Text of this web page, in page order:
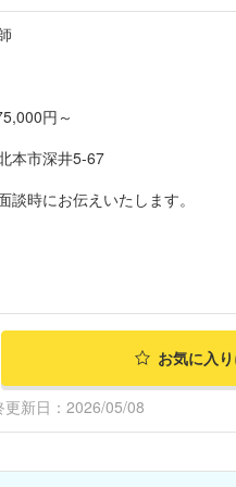
円～
本市深井5-67
談時にお伝えいたします。
お気に入
新日：2026/05/08